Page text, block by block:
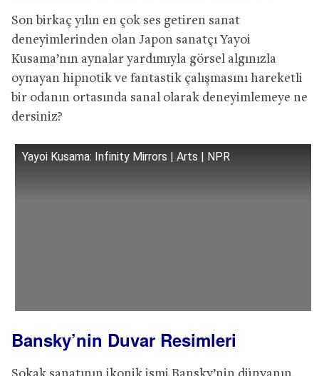
Son birkaç yılın en çok ses getiren sanat
deneyimlerinden olan Japon sanatçı Yayoi
Kusama’nın aynalar yardımıyla görsel algınızla
oynayan hipnotik ve fantastik çalışmasını hareketli
bir odanın ortasında sanal olarak deneyimlemeye ne
dersiniz?
Yayoi Kusama: Infinity Mirrors | Arts | NPR
Bansky’nin Duvar Resimleri